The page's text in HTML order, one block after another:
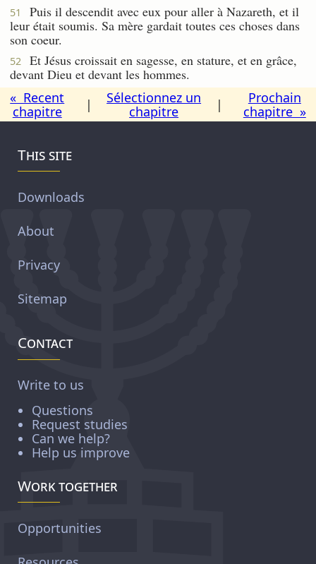
51
Puis il descendit avec eux pour aller à Nazareth, et il
leur était soumis. Sa mère gardait toutes ces choses dans
son coeur.
52
Et Jésus croissait en sagesse, en stature, et en grâce,
devant Dieu et devant les hommes.
« Recent
chapitre
|
Sélectionnez un
chapitre
|
Prochain
chapitre »
This site
Downloads
About
Privacy
Sitemap
Contact
Write to us
Questions
Request studies
Can we help?
Help us improve
Work together
Opportunities